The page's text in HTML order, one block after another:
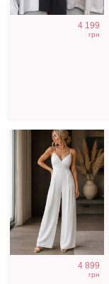
4 199
грн
Легкий летний
4 899
грн
Елегантный
вечерний
комбинезон на